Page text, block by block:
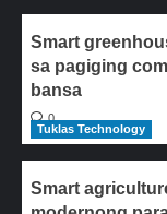
Smart
sa pagiging
bansa
0
Tuklas Technology
Smart